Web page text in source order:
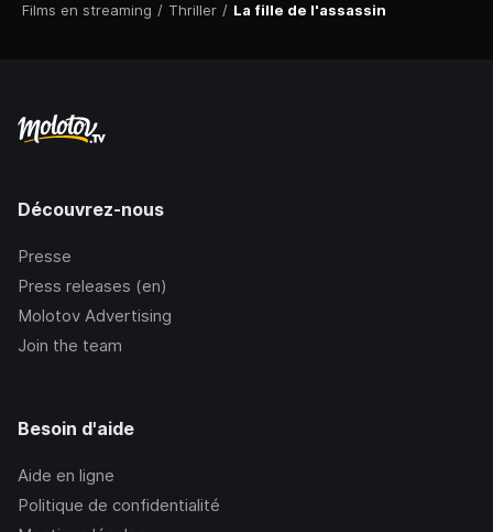
Films en streaming / Thriller / La fille de l'assassin
Découvrez-nous
Presse
Press releases (en)
Molotov Advertising
Join the team
Besoin d'aide
Aide en ligne
Politique de confidentialité